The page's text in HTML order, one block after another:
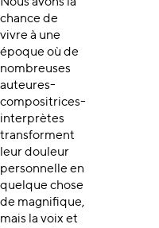
chance de
vivre à une
époque où de
nombreuses
auteures-
compositrices-
interprètes
transforment
leur douleur
personnelle en
quelque chose
de magnifique,
mais la voix et